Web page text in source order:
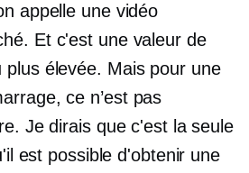
appelle une vidéo
Et c'est une valeur de
plus élevée. Mais pour une
ce n’est pas
Je dirais que c'est la seule
est possible d'obtenir une